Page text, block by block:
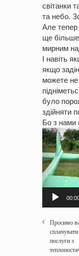
світанки
та небо.
Але
ще більше
мирним
І навіть
якщо
можете не
було
здійняти
Бо з нами
Просимо
послуги з